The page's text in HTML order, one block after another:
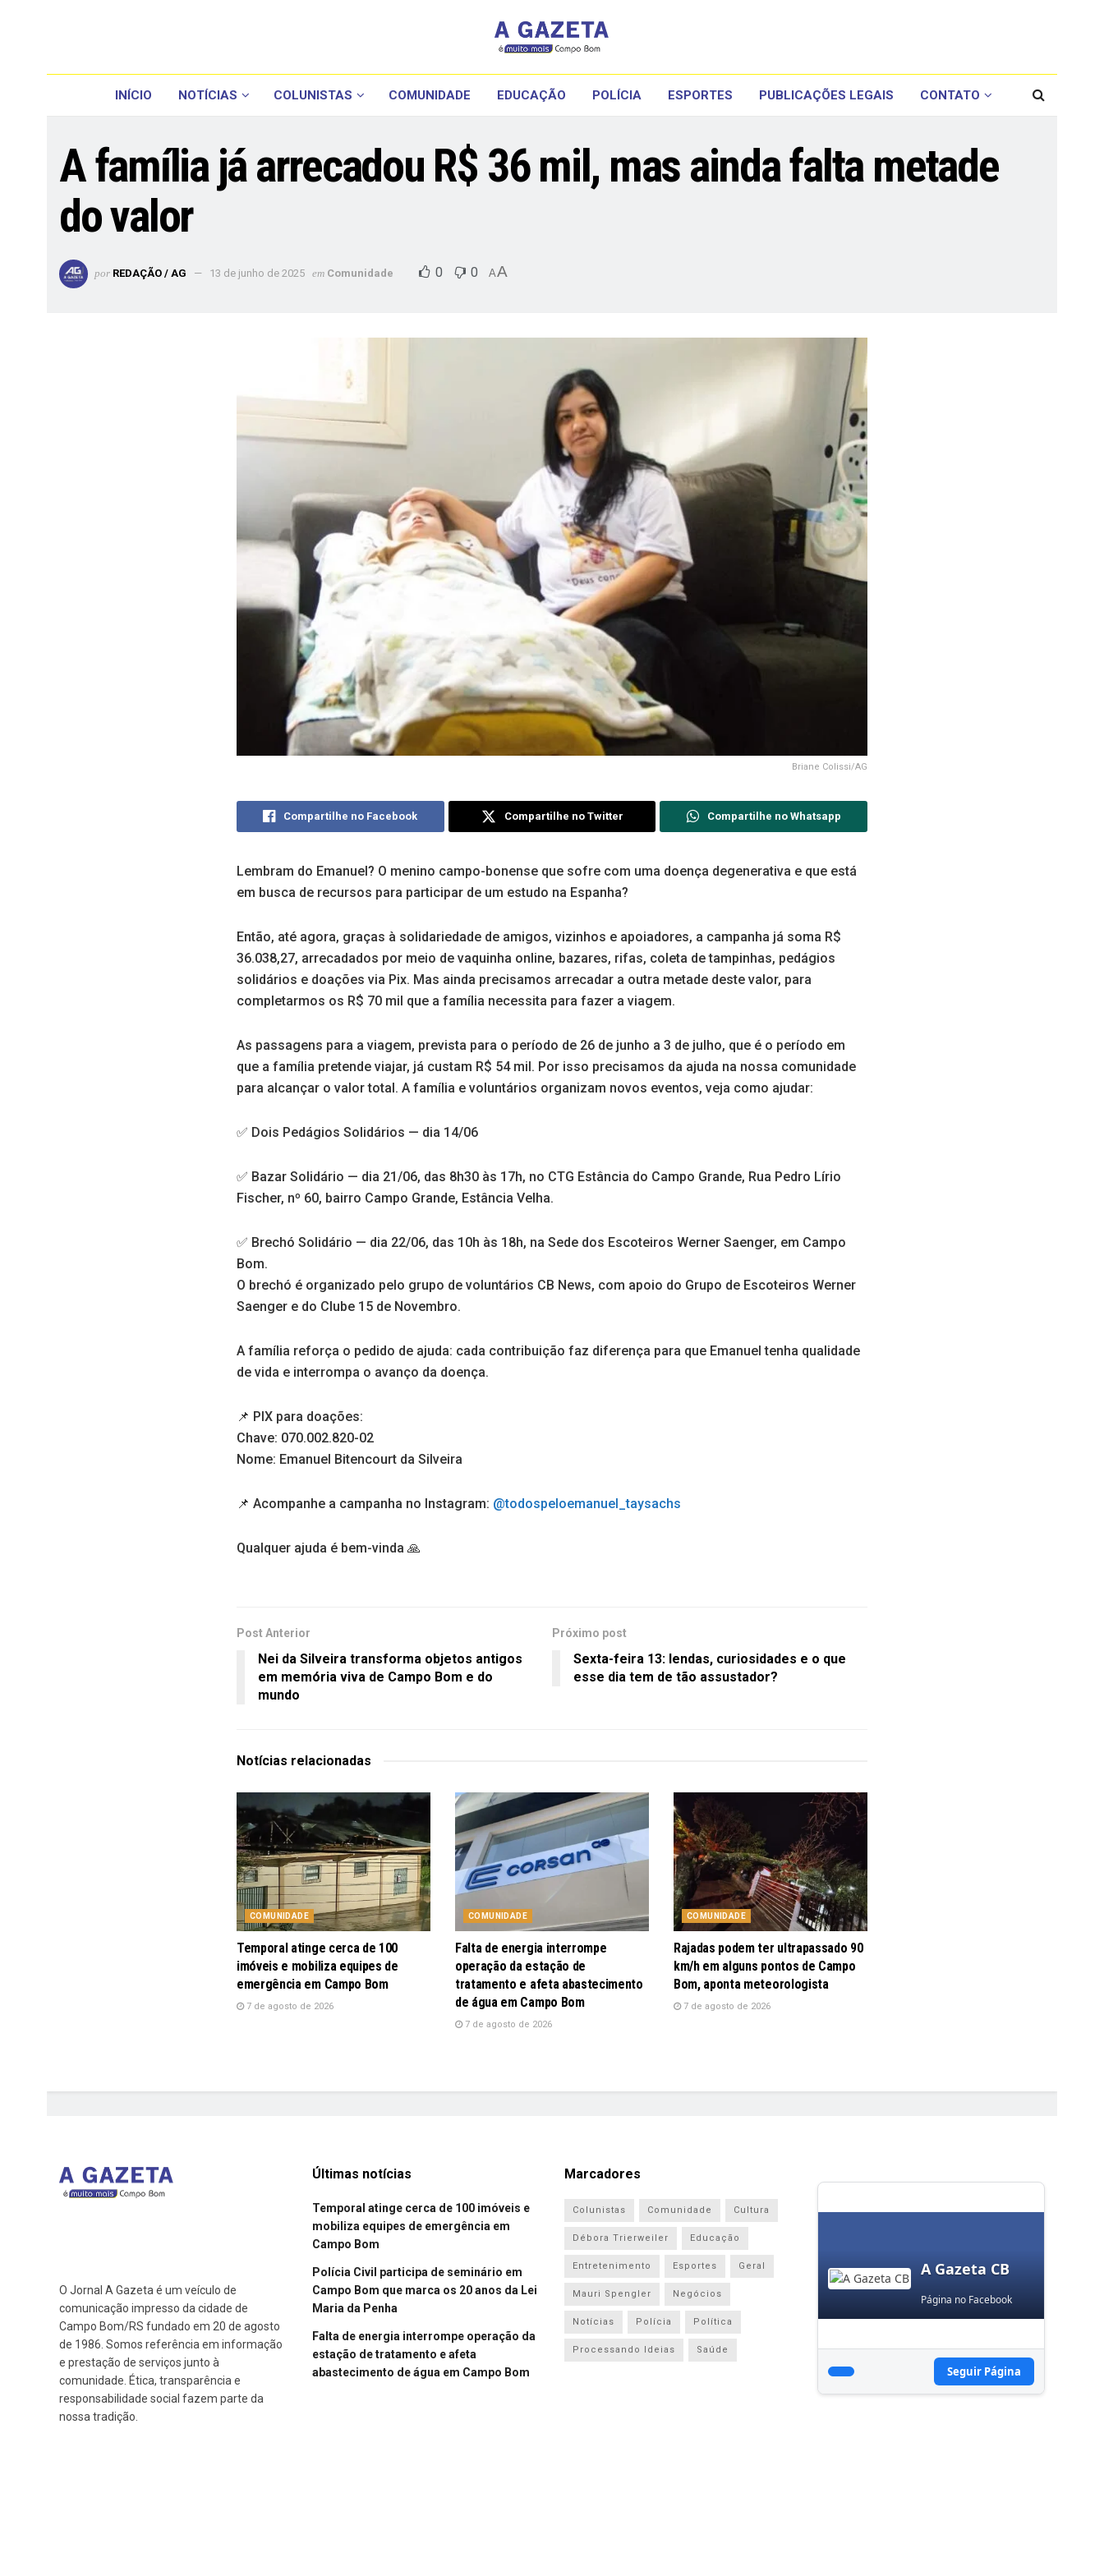
INÍCIO NOTÍCIAS COLUNISTAS COMUNIDADE EDUCAÇÃO POLÍCIA ESPORTES PUBLICAÇÕES LEGAIS CONTATO
A família já arrecadou R$ 36 mil, mas ainda falta metade
do valor
por REDAÇÃO / AG 13 de junho de 2025 em Comunidade 0 0 AA
Briane Colissi/AG
Compartilhe no Facebook Compartilhe no Twitter Compartilhe no Whatsapp
Lembram do Emanuel? O menino campo-bonense que sofre com uma doença degenerativa e que está
em busca de recursos para participar de um estudo na Espanha?
Então, até agora, graças à solidariedade de amigos, vizinhos e apoiadores, a campanha já soma R$
36.038,27, arrecadados por meio de vaquinha online, bazares, rifas, coleta de tampinhas, pedágios
solidários e doações via Pix. Mas ainda precisamos arrecadar a outra metade deste valor, para
completarmos os R$ 70 mil que a família necessita para fazer a viagem.
As passagens para a viagem, prevista para o período de 26 de junho a 3 de julho, que é o período em
que a família pretende viajar, já custam R$ 54 mil. Por isso precisamos da ajuda na nossa comunidade
para alcançar o valor total. A família e voluntários organizam novos eventos, veja como ajudar:
✅ Dois Pedágios Solidários — dia 14/06
✅ Bazar Solidário — dia 21/06, das 8h30 às 17h, no CTG Estância do Campo Grande, Rua Pedro Lírio
Fischer, nº 60, bairro Campo Grande, Estância Velha.
✅ Brechó Solidário — dia 22/06, das 10h às 18h, na Sede dos Escoteiros Werner Saenger, em Campo
Bom.
O brechó é organizado pelo grupo de voluntários CB News, com apoio do Grupo de Escoteiros Werner
Saenger e do Clube 15 de Novembro.
A família reforça o pedido de ajuda: cada contribuição faz diferença para que Emanuel tenha qualidade
de vida e interrompa o avanço da doença.
📌 PIX para doações:
Chave: 070.002.820-02
Nome: Emanuel Bitencourt da Silveira
📌 Acompanhe a campanha no Instagram: @todospeloemanuel_taysachs
Qualquer ajuda é bem-vinda 🙏
Post Anterior
Nei da Silveira transforma objetos antigos
em memória viva de Campo Bom e do
mundo
Próximo post
Sexta-feira 13: lendas, curiosidades e o que
esse dia tem de tão assustador?
Notícias relacionadas
COMUNIDADE
Temporal atinge cerca de 100
imóveis e mobiliza equipes de
emergência em Campo Bom
7 de agosto de 2026
COMUNIDADE
Falta de energia interrompe
operação da estação de
tratamento e afeta abastecimento
de água em Campo Bom
7 de agosto de 2026
COMUNIDADE
Rajadas podem ter ultrapassado 90
km/h em alguns pontos de Campo
Bom, aponta meteorologista
7 de agosto de 2026
O Jornal A Gazeta é um veículo de
comunicação impresso da cidade de
Campo Bom/RS fundado em 20 de agosto
de 1986. Somos referência em informação
e prestação de serviços junto à
comunidade. Ética, transparência e
responsabilidade social fazem parte da
nossa tradição.
Últimas notícias
Temporal atinge cerca de 100 imóveis e
mobiliza equipes de emergência em
Campo Bom
Polícia Civil participa de seminário em
Campo Bom que marca os 20 anos da Lei
Maria da Penha
Falta de energia interrompe operação da
estação de tratamento e afeta
abastecimento de água em Campo Bom
Marcadores
Colunistas Comunidade Cultura
Débora Trierweiler Educação
Entretenimento Esportes Geral
Mauri Spengler Negócios
Notícias Polícia Política
Processando Ideias Saúde
A Gazeta CB
Página no Facebook
Seguir Página